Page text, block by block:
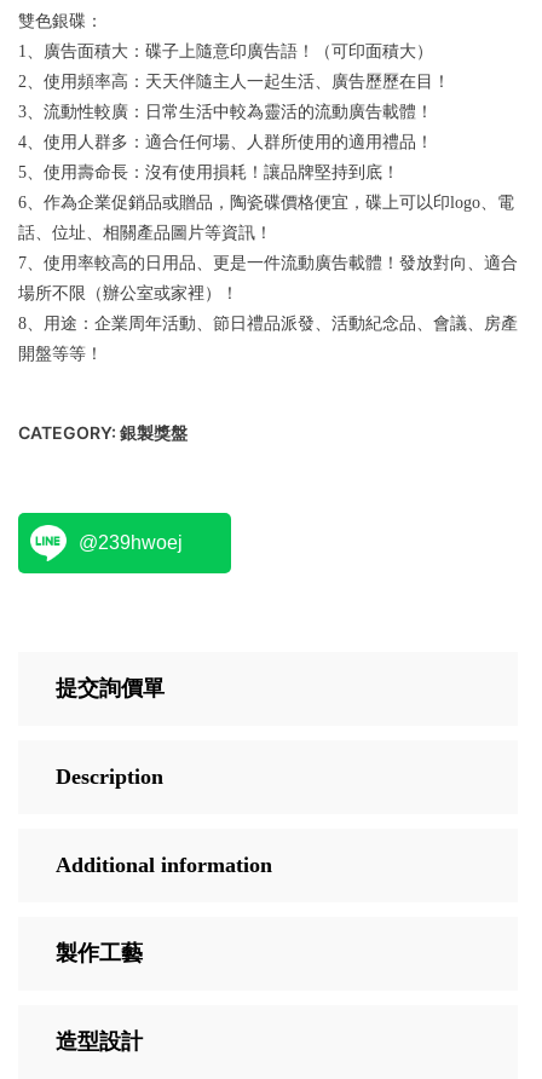
雙色銀碟：
1、廣告面積大：碟子上隨意印廣告語！（可印面積大）
2、使用頻率高：天天伴隨主人一起生活、廣告歷歷在目！
3、流動性較廣：日常生活中較為靈活的流動廣告載體！
4、使用人群多：適合任何場、人群所使用的適用禮品！
5、使用壽命長：沒有使用損耗！讓品牌堅持到底！
6、作為企業促銷品或贈品，陶瓷碟價格便宜，碟上可以印logo、電
話、位址、相關產品圖片等資訊！
7、使用率較高的日用品、更是一件流動廣告載體！發放對向、適合
場所不限（辦公室或家裡）！
8、用途：企業周年活動、節日禮品派發、活動紀念品、會議、房產
開盤等等！
CATEGORY: 銀製獎盤
@239hwoej
提交詢價單
Description
Additional information
製作工藝
造型設計